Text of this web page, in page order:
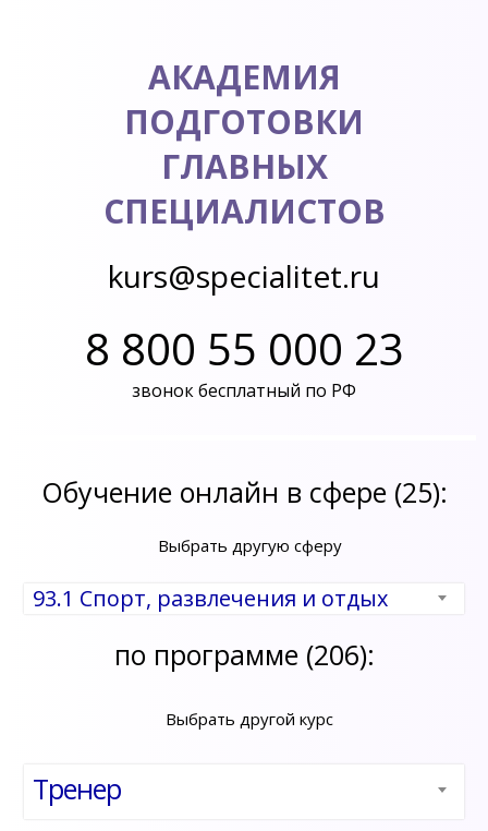
АКАДЕМИЯ
ПОДГОТОВКИ
ГЛАВНЫХ
СПЕЦИАЛИСТОВ
kurs@specialitet.ru
8 800 55 000 23
звонок бесплатный по РФ
Обучение онлайн в сфере (25):
Выбрать другую сферу
93.1 Спорт, развлечения и отдых
по программе (206):
Выбрать другой курс
Тренер